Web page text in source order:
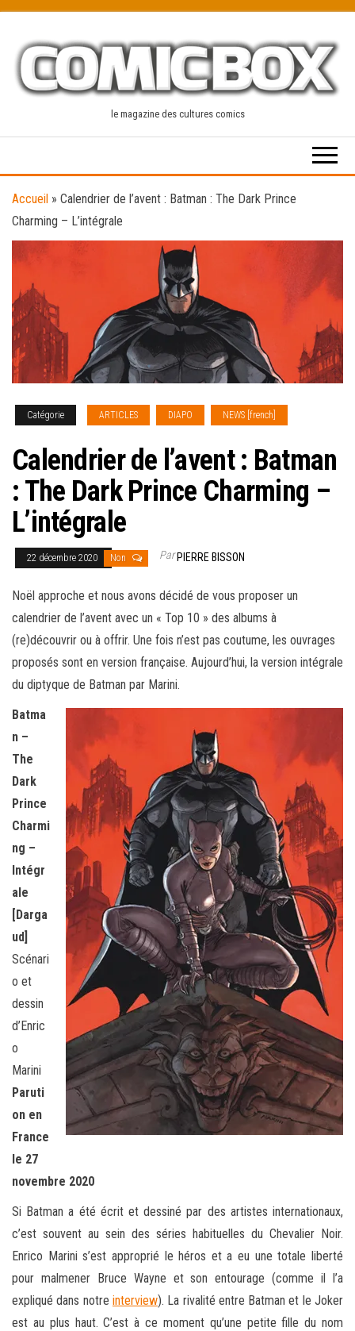
content
le magazine des cultures comics
Accueil » Calendrier de l’avent : Batman : The Dark Prince
Charming – L’intégrale
Catégorie ARTICLES DIAPO NEWS [french]
Calendrier de l’avent : Batman
: The Dark Prince Charming –
L’intégrale
22 décembre 2020 Non ParPIERRE BISSON
Noël approche et nous avons décidé de vous proposer un
calendrier de l’avent avec un « Top 10 » des albums à
(re)découvrir ou à offrir. Une fois n’est pas coutume, les ouvrages
proposés sont en version française. Aujourd’hui, la version intégrale
du diptyque de Batman par Marini.
Batma
n –
The
Dark
Prince
Charmi
ng –
Intégr
ale
[Darga
ud]
Scénari
o et
dessin
d’Enric
o
Marini
Paruti
on en
France
le 27
novembre 2020
Si Batman a été écrit et dessiné par des artistes internationaux,
c’est souvent au sein des séries habituelles du Chevalier Noir.
Enrico Marini s’est approprié le héros et a eu une totale liberté
pour malmener Bruce Wayne et son entourage (comme il l’a
expliqué dans notre interview). La rivalité entre Batman et le Joker
est au plus haut. C’est à ce moment qu’une petite fille du nom